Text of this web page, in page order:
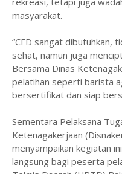
masyarakat.
“CFD sangat dibutuhkan,
sehat, namun juga
Bersama Dinas
pelatihan seperti barista
bersertifikat dan siap
Sementara Pelaksana
Ketenagakerjaan
menyampaikan kegiatan
langsung bagi peserta